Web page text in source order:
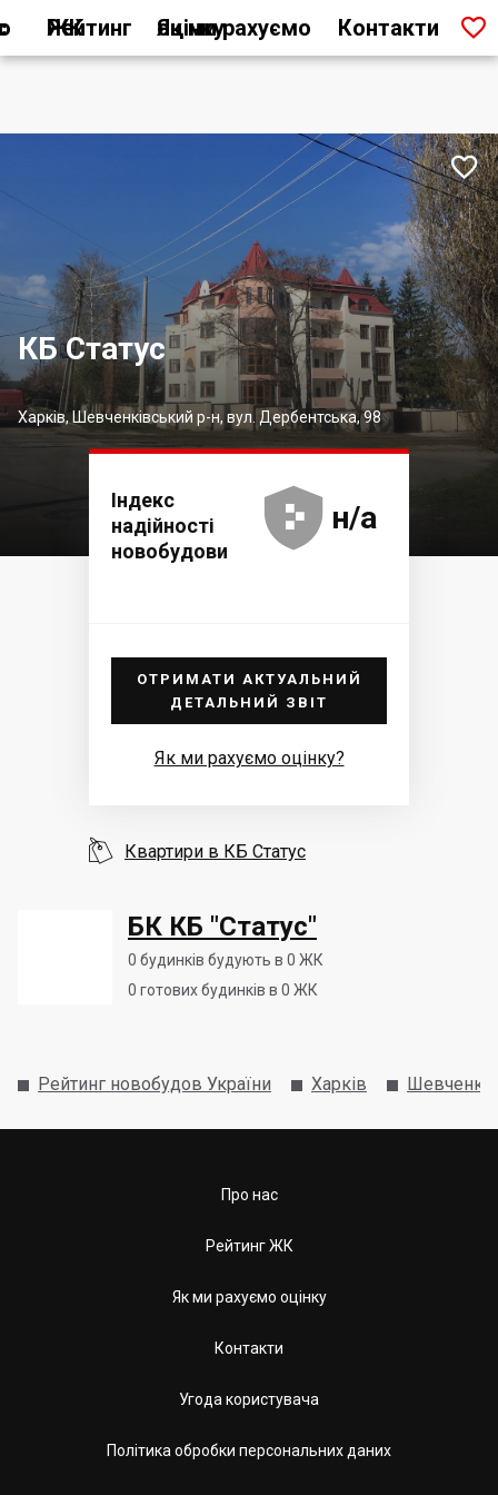
Рейтинг ЖК Як ми рахуємо оцінку Контакти 
КБ Статус
Харків, Шевченківський р-н, вул. Дербентська, 98

БК КБ "Статус"
0 будинків будують в 0 ЖК
0 готових будинків в 0 ЖК
Індекс
надійності
новобудови




 н/а
ОТРИМАТИ АКТУАЛЬНИЙ
ДЕТАЛЬНИЙ ЗВІТ
Як ми рахуємо оцінку?
 Квартири в КБ Статус
Рейтинг новобудов України Харків
Про нас
Рейтинг ЖК
Як ми рахуємо оцінку
Контакти
Угода користувача
Політика обробки персональних даних